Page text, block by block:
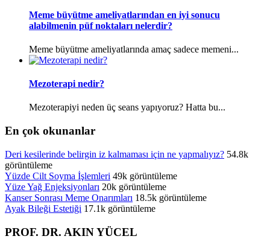
Meme büyütme ameliyatlarından en iyi sonucu
alabilmenin püf noktaları nelerdir?
Meme büyütme ameliyatlarında amaç sadece memeni...
Mezoterapi nedir?
Mezoterapiyi neden üç seans yapıyoruz? Hatta bu...
En çok okunanlar
Deri kesilerinde belirgin iz kalmaması için ne yapmalıyız? 54.8k
görüntüleme
Yüzde Cilt Soyma İşlemleri 49k görüntüleme
Yüze Yağ Enjeksiyonları 20k görüntüleme
Kanser Sonrası Meme Onarımları 18.5k görüntüleme
Ayak Bileği Estetiği 17.1k görüntüleme
PROF. DR. AKIN YÜCEL